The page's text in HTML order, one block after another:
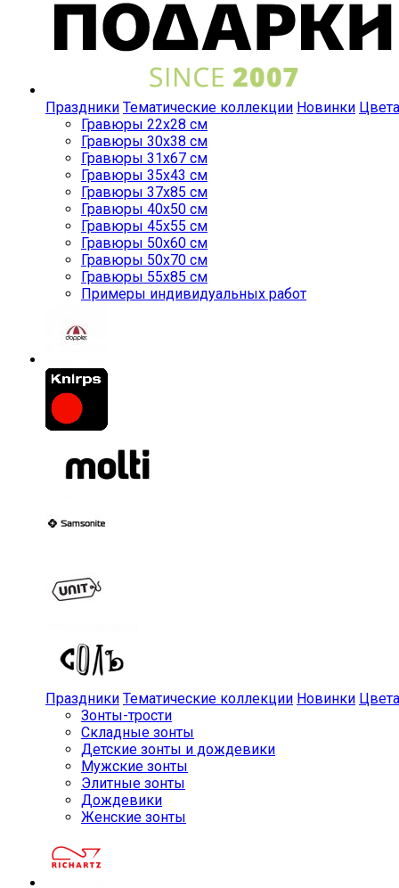
Праздники Тематические коллекции Новинки Цвета
Гравюры 22x28 см
Гравюры 30x38 см
Гравюры 31x67 см
Гравюры 35x43 см
Гравюры 37x85 см
Гравюры 40x50 см
Гравюры 45x55 см
Гравюры 50x60 см
Гравюры 50x70 см
Гравюры 55x85 см
Примеры индивидуальных работ
Праздники Тематические коллекции Новинки Цвета
Зонты-трости
Складные зонты
Детские зонты и дождевики
Мужские зонты
Элитные зонты
Дождевики
Женские зонты